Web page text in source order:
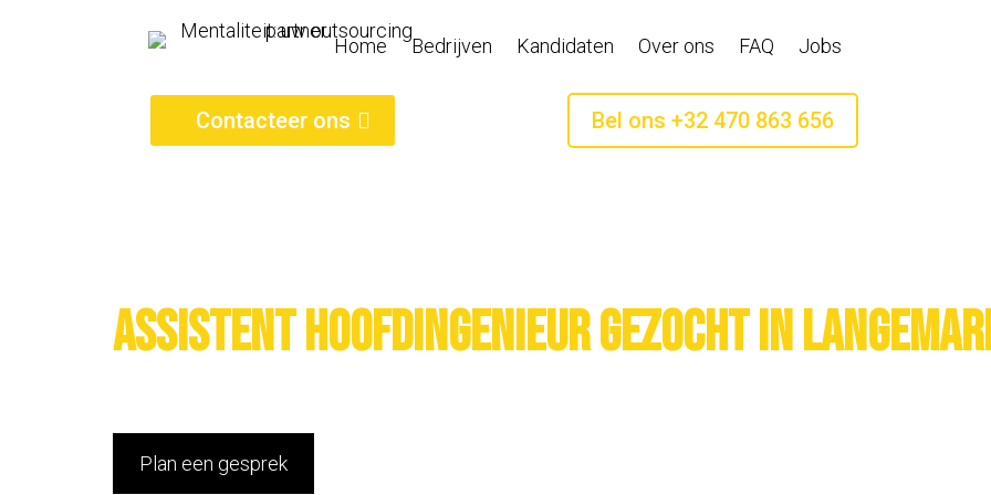
Home Bedrijven Kandidaten Over ons FAQ Jobs
Contacteer ons Bel ons +32 470 863 656
Assistent hoofdingenieur gezocht in
Plan een gesprek